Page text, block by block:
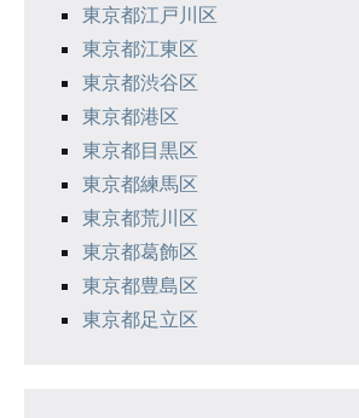
東京都江戸川区
東京都江東区
東京都渋谷区
東京都港区
東京都目黒区
東京都練馬区
東京都荒川区
東京都葛飾区
東京都豊島区
東京都足立区